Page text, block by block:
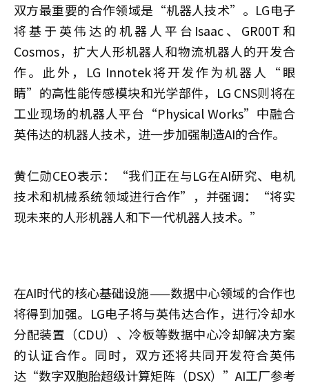
双方最重要的合作领域是“机器人技术”。LG电子
将基于英伟达的机器人平台Isaac、GR00T和
Cosmos，扩大人形机器人和物流机器人的开发合
作。此外，LG Innotek将开发作为机器人“眼
睛”的高性能传感模块和光学部件，LG CNS则将在
工业现场的机器人平台“Physical Works”中融合
英伟达的机器人技术，进一步加强制造AI的合作。
黄仁勋CEO表示：“我们正在与LG在AI研究、电机
技术和机械系统领域进行合作”，并强调：“将实
现未来的人形机器人和下一代机器人技术。”
在AI时代的核心基础设施——数据中心领域的合作也
将得到加强。LG电子将与英伟达合作，进行冷却水
分配装置（CDU）、冷板等数据中心冷却解决方案
的认证合作。同时，双方还将共同开发符合英伟
达“数字双胞胎超级计算矩阵（DSX）”AI工厂参考